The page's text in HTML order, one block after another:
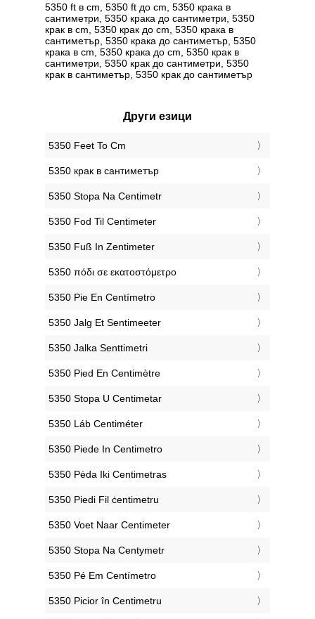
5350 ft в cm, 5350 ft до cm, 5350 крака в
сантиметри, 5350 крака до сантиметри, 5350
крак в cm, 5350 крак до cm, 5350 крака в
сантиметър, 5350 крака до сантиметър, 5350
крака в cm, 5350 крака до cm, 5350 крак в
сантиметри, 5350 крак до сантиметри, 5350
крак в сантиметър, 5350 крак до сантиметър
Други езици
‎5350 Feet To Cm
‎5350 крак в сантиметър
‎5350 Stopa Na Centimetr
‎5350 Fod Til Centimeter
‎5350 Fuß In Zentimeter
‎5350 πόδι σε εκατοστόμετρο
‎5350 Pie En Centímetro
‎5350 Jalg Et Sentimeeter
‎5350 Jalka Senttimetri
‎5350 Pied En Centimètre
‎5350 Stopa U Centimetar
‎5350 Láb Centiméter
‎5350 Piede In Centimetro
‎5350 Pėda Iki Centimetras
‎5350 Piedi Fil ċentimetru
‎5350 Voet Naar Centimeter
‎5350 Stopa Na Centymetr
‎5350 Pé Em Centímetro
‎5350 Picior în Centimetru